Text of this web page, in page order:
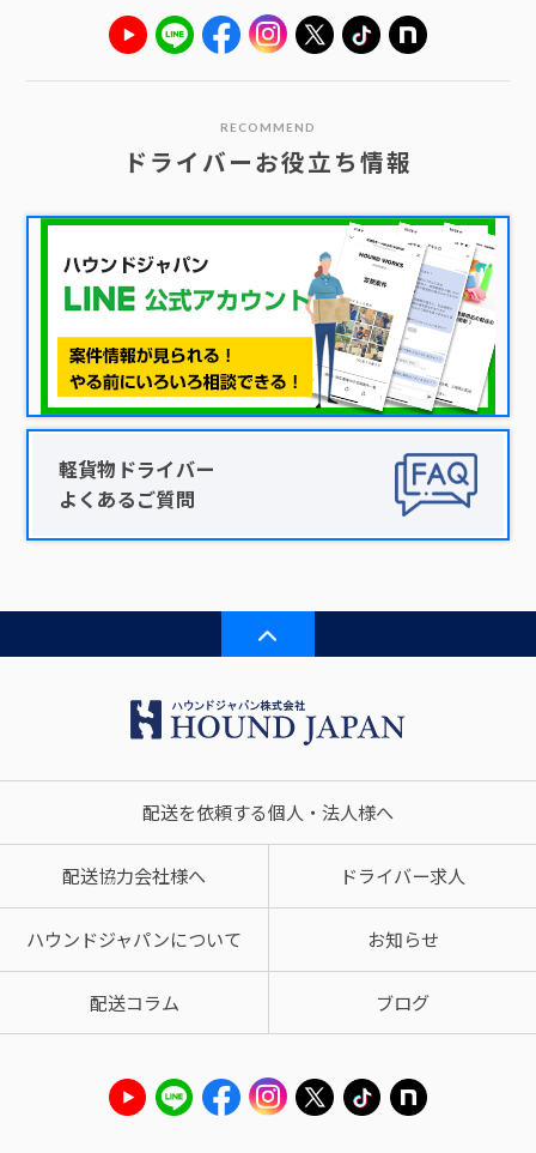
RECOMMEND
ドライバーお役立ち情報
軽貨物ドライバー
よくあるご質問
配送を依頼する個人・法人様へ
配送協力会社様へ ドライバー求人
ハウンドジャパンについて お知らせ
配送コラム ブログ